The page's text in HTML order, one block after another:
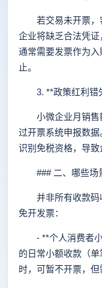
若交易未开票，客
企业将缺乏合法凭证
通常需要发票作为
止。
3. **政策红利错
小微企业月销售
过开票系统申报数
识别免税资格，导致
### 二、哪些场
并非所有收款码
免开发票：
- **个人消费者小
的日常小额收款（
时，可暂不开票，但